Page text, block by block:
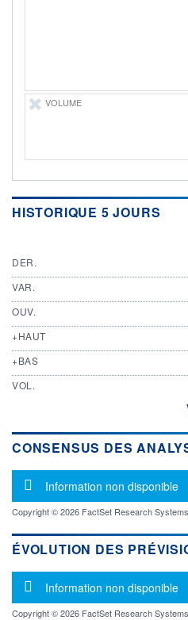
+
VOLUME
HISTORIQUE 5 JOURS
DER.
VAR.
OUV.
+HAUT
+BAS
VOL.
CONSENSUS DES
Message d'information
Information non disponible
Copyright © 2026 FactSet Research
ÉVOLUTION DES
Message d'information
Information non disponible
Copyright © 2026 FactSet Research